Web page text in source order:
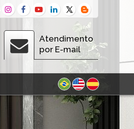
Atendimento
por E-mail